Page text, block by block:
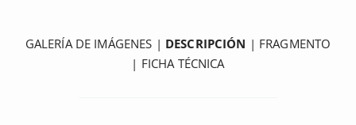
GALERÍA DE IMÁGENES | DESCRIPCIÓN | FRAGMENTO
| FICHA TÉCNICA